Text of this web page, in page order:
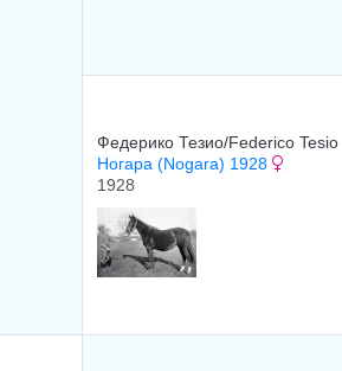
Федерико Тезио/Federico Tesio
Ногара (Nogara) 1928
1928